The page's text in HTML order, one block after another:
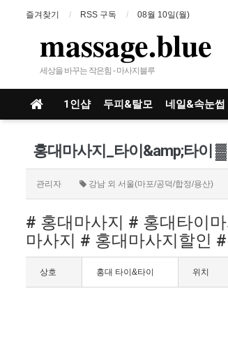
즐겨찾기 RSS 구독 08월 10일(월)
massage.blue
세상을 바꾸는 작은힘 - 마사지블루
1인샵 두피&탈모 네일&속눈썹
관리자 강남 외 서울(마포/공덕/합정/용산)
# 홍대마사지 # 홍대타이
마사지 # 홍대마사지할인
상호 홍대 타이&타이 위치